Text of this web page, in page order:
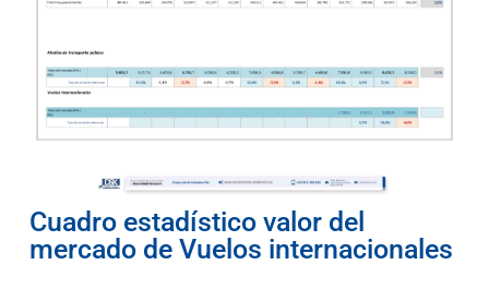
Cuadro estadístico valor del
mercado de Vuelos internacionales